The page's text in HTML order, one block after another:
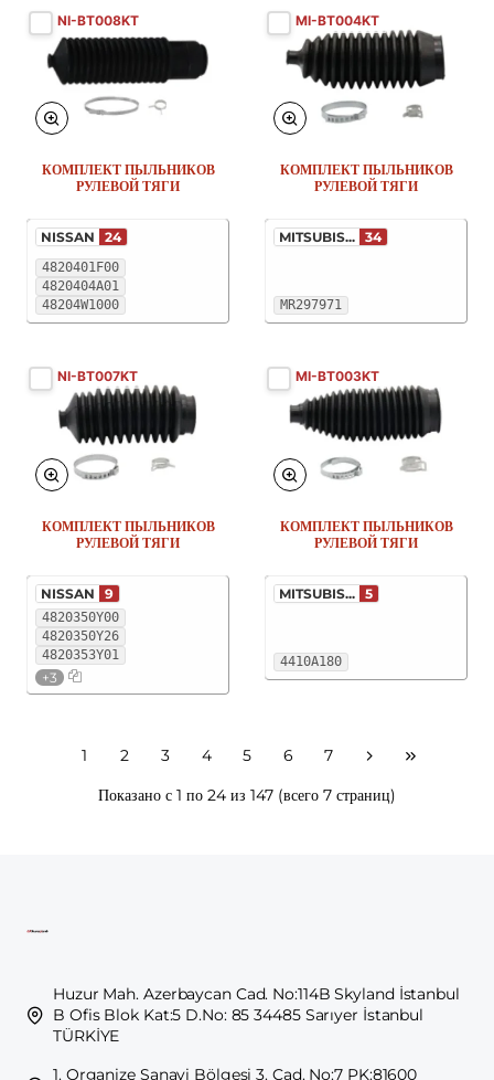
NI-BT008KT
4820401F00
4820404A01
48204W1000
NISSAN 24
КОМПЛЕКТ ПЫЛЬНИКОВ
РУЛЕВОЙ ТЯГИ
MI-BT004KT
MR297971
MITSUBIS... 34
КОМПЛЕКТ ПЫЛЬНИКОВ
РУЛЕВОЙ ТЯГИ
NI-BT007KT
4820350Y00
4820350Y26
4820353Y01
+3
NISSAN 9
КОМПЛЕКТ ПЫЛЬНИКОВ
РУЛЕВОЙ ТЯГИ
MI-BT003KT
4410A180
MITSUBIS... 5
КОМПЛЕКТ ПЫЛЬНИКОВ
РУЛЕВОЙ ТЯГИ
1 2 3 4 5 6
7
Показано с 1 по 24 из 147 (всего 7 страниц)
Huzur Mah. Azerbaycan Cad. No:114B Skyland İstanbul
B Ofis Blok Kat:5 D.No: 85 34485 Sarıyer İstanbul
TÜRKİYE
1. Organize Sanayi Bölgesi 3. Cad. No:7 PK:81600